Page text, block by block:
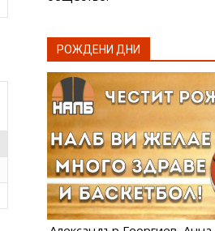
РОЖДЕНИ ДНИ